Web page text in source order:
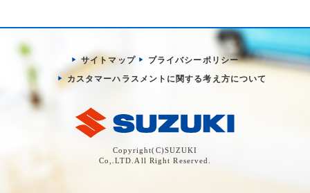
サイトマップ
プライバシーポリシー
カスタマーハラスメントに関する考え方について
Copyright(C)SUZUKI
Co,.LTD.All Right Reserved.